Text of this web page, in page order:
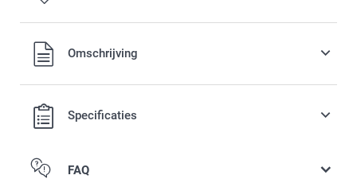
Alle prijzen zijn in EURO (€) inclusief BTW en exclusief
verzendkosten.Omschrijving
Specificaties
FAQ